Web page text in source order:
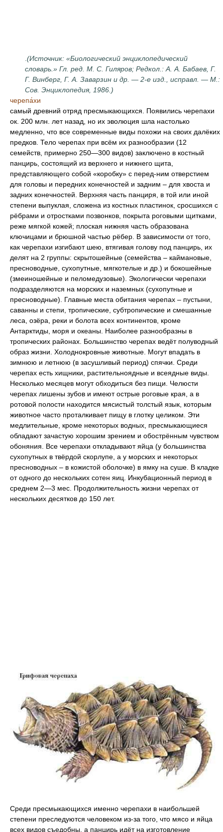
(Источник: «Биологический энциклопедический
словарь.» Гл. ред. М. С. Гиляров; Редкол.: А. А. Бабаев, Г.
Г. Винберг, Г. А. Заварзин и др. — 2-е изд., исправл. — М.:
Сов. Энциклопедия, 1986.)
черепа́хи
самый древний отряд пресмыкающихся. Появились черепахи
ок. 200 млн. лет назад, но их эволюция шла настолько
медленно, что все современные виды похожи на своих далёких
предков. Тело черепах при всём их разнообразии (12
семейств, примерно 250—300 видов) заключено в костный
панцирь, состоящий из верхнего и нижнего щита,
представляющего собой «коробку» с перед-ним отверстием
для головы и передних конечностей и задним – для хвоста и
задних конечностей. Верхняя часть панциря, в той или иной
степени выпуклая, сложена из костных пластинок, сросшихся с
рёбрами и отростками позвонков, покрыта роговыми щитками,
реже мягкой кожей; плоская нижняя часть образована
ключицами и брюшной частью рёбер. В зависимости от того,
как черепахи изгибают шею, втягивая голову под панцирь, их
делят на 2 группы: скрытошейные (семейства – каймановые,
пресноводные, сухопутные, мягкотелые и др.) и бокошейные
(змеиношейные и пеломедузовые). Экологически черепахи
подразделяются на морских и наземных (сухопутные и
пресноводные). Главные места обитания черепах – пустыни,
саванны и степи, тропические, субтропические и смешанные
леса, озёра, реки и болота всех континентов, кроме
Антарктиды, моря и океаны. Наиболее разнообразны в
тропических районах. Большинство черепах ведёт полуводный
образ жизни. Холоднокровные животные. Могут впадать в
зимнюю и летнюю (в засушливый период) спячки. Среди
черепах есть хищники, растительноядные и всеядные виды.
Несколько месяцев могут обходиться без пищи. Челюсти
черепах лишены зубов и имеют острые роговые края, а в
ротовой полости находится мясистый толстый язык, которым
животное часто проталкивает пищу в глотку целиком. Эти
медлительные, кроме некоторых водных, пресмыкающиеся
обладают зачастую хорошим зрением и обострённым чувством
обоняния. Все черепахи откладывают яйца (у большинства
сухопутных в твёрдой скорлупе, а у морских и некоторых
пресноводных – в кожистой оболочке) в ямку на суше. В кладке
от одного до нескольких сотен яиц. Инкубационный период в
среднем 2—3 мес. Продолжительность жизни черепах от
нескольких десятков до 150 лет.
Среди пресмыкающихся именно черепахи в наибольшей
степени преследуются человеком из-за того, что мясо и яйца
всех видов съедобны, а панцирь идёт на изготовление